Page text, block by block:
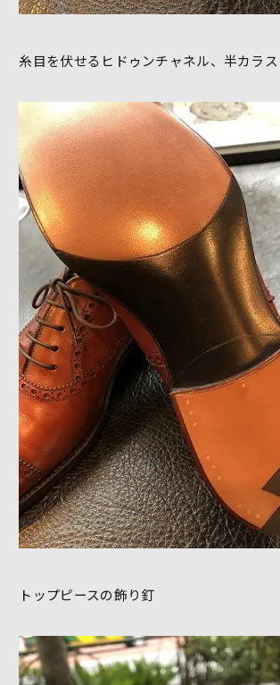
糸目を伏せるヒドゥンチャネル、半カラス
トップピースの飾り釘